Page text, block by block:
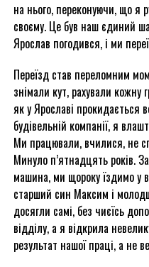
на нього, переконуючи, що я
своєму. Це був наш єдиний
Ярослав погодився, і ми
Переїзд став переломним
знімали кут, рахували
як у Ярославі прокидається
будівельній компанії, я
Ми працювали, вчилися, не
Минуло п’ятнадцять років.
машина, ми щороку їздимо у
старший син Максим і
досягли самі, без чиєїсь
відділу, а я відкрила
результат нашої праці, а не